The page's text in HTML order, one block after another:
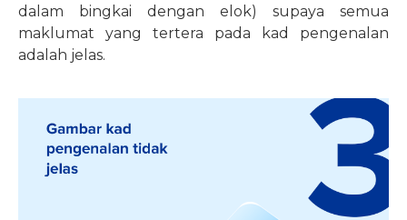
dalam bingkai dengan elok) supaya semua
maklumat yang tertera pada kad pengenalan
adalah jelas.